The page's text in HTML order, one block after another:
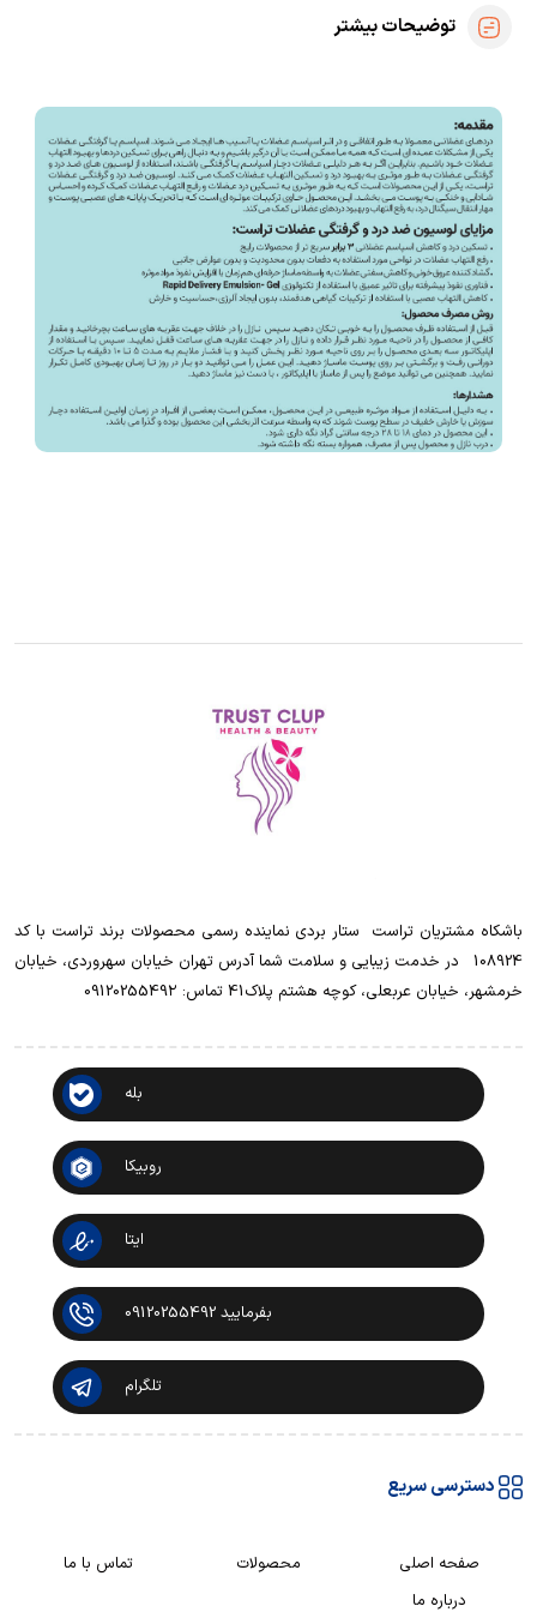
توضیحات بیشتر
باشکاه مشتریان تراست ‌ ‌ستار بردی نماینده رسمی محصولات برند تراست با کد
108924 ‌ ‌ در خدمت زیبایی و سلامت شما آدرس تهران خیابان سهروردی، خیابان
خرمشهر، خیابان عربعلی، کوچه هشتم پلاک41 تماس: 0912025549۲
بله
روبیکا
ایتا
بفرمایید 09120255492
تلگرام
دسترسی سریع
صفحه اصلی محصولات
تماس با ما
درباره ما